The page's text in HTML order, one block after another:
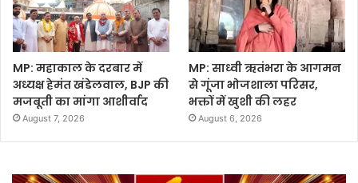
MP: महाकाल के दरबार में
अध्यक्ष हेमंत खंडेलवाल, BJP की
मजबूती का मांगा आशीर्वाद
August 7, 2026
MP: साध्वी ऋतंभरा के आगमन
से गूंजा भोजशाला परिसर,
भक्तों में खुशी की लहर
August 6, 2026